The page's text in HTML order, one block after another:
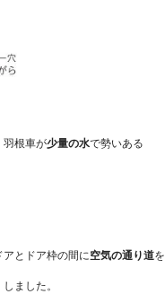
羽根車が少量の水
とドア枠の間に空気の通り道を
ました。